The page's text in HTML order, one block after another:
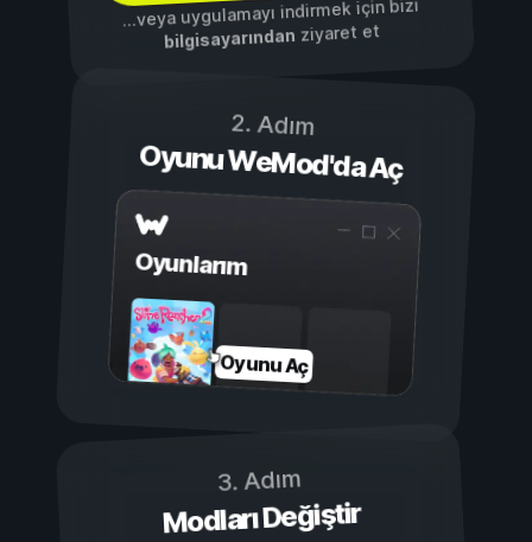
...veya uygulamayı indirmek için bizi
bilgisayarından ziyaret et
2. Adım
Oyunu WeMod'da Aç
Oyunlarım
Oyunu Aç
3. Adım
Modları Değiştir